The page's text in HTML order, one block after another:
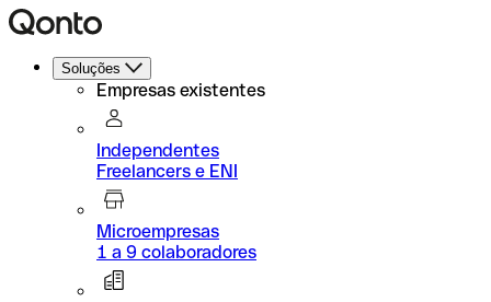
Soluções
Empresas existentes
Independentes
Freelancers e ENI
Microempresas
1 a 9 colaboradores